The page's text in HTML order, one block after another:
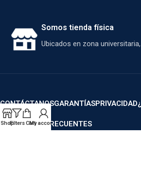
Somos tienda física
Ubicados en zona
CONTÁCTANOSGARANTÍASPRIVACIDAD
PREGUNTAS FRECUENTES
ShopFiltersCart
My account